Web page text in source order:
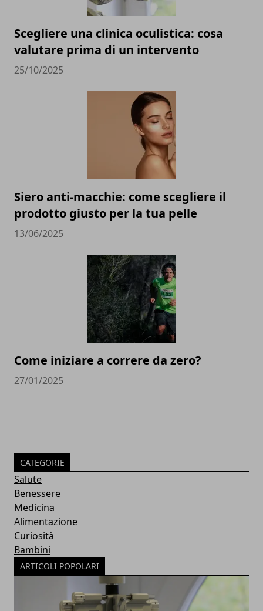
Scegliere una clinica oculistica: cosa
valutare prima di un intervento
25/10/2025
Siero anti-macchie: come scegliere il
prodotto giusto per la tua pelle
13/06/2025
Come iniziare a correre da zero?
27/01/2025
CATEGORIE
Salute
Benessere
Medicina
Alimentazione
Curiosità
Bambini
ARTICOLI POPOLARI